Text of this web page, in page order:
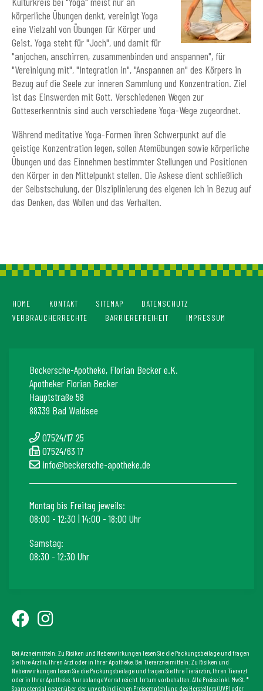
körperliche Übungen denkt, vereinigt Yoga
eine Vielzahl von Übungen für Körper und
Geist. Yoga steht für "Joch", und damit für
"anjochen, anschirren, zusammenbinden und anspannen", für
"Vereinigung mit", "Integration in", "Anspannen an" des Körpers in
Bezug auf die Seele zur inneren Sammlung und Konzentration. Ziel
ist das Einswerden mit Gott. Verschiedenen Wegen zur
Gotteserkenntnis sind auch verschiedene Yoga-Wege zugeordnet.
Während meditative Yoga-Formen ihren Schwerpunkt auf die
geistige Konzentration legen, sollen Atemübungen sowie körperliche
Übungen und das Einnehmen bestimmter Stellungen und Positionen
den Körper in den Mittelpunkt stellen. Die Askese dient schließlich
der Selbstschulung, der Disziplinierung des eigenen Ich in Bezug auf
das Denken, das Wollen und das Verhalten.
HOME KONTAKT SITEMAP
DATENSCHUTZ
VERBRAUCHERRECHTE
BARRIEREFREIHEIT IMPRESSUM
Beckersche-Apotheke, Florian Becker e.K.
Apotheker Florian Becker
Hauptstraße 58
88339 Bad Waldsee
07524/17 25
07524/63 17
info@beckersche-apotheke.de
Montag bis Freitag jeweils:
08:00 - 12:30 | 14:00 - 18:00 Uhr
Samstag:
08:30 - 12:30 Uhr
Bei Arzneimitteln: Zu Risiken und Nebenwirkungen lesen Sie die Packungsbeilage und fragen
Sie Ihre Ärztin, Ihren Arzt oder in Ihrer Apotheke. Bei Tierarzneimitteln: Zu Risiken und
Nebenwirkungen lesen Sie die Packungsbeilage und fragen Sie Ihre Tierärztin, Ihren Tierarzt
oder in Ihrer Apotheke. Nur solange Vorrat reicht. Irrtum vorbehalten. Alle Preise inkl. MwSt. *
Sparpotential gegenüber der unverbindlichen Preisempfehlung des Herstellers (UVP) oder